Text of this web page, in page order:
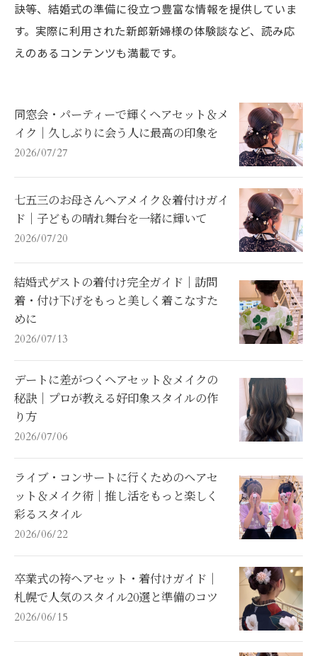
訣等、結婚式の準備に役立つ豊富な情報を提供していま
す。実際に利用された新郎新婦様の体験談など、読み応
えのあるコンテンツも満載です。
同窓会・パーティーで輝くヘアセット＆メ
イク｜久しぶりに会う人に最高の印象を
2026/07/27
七五三のお母さんヘアメイク＆着付けガイ
ド｜子どもの晴れ舞台を一緒に輝いて
2026/07/20
結婚式ゲストの着付け完全ガイド｜訪問
着・付け下げをもっと美しく着こなすた
めに
2026/07/13
デートに差がつくヘアセット＆メイクの
秘訣｜プロが教える好印象スタイルの作
り方
2026/07/06
ライブ・コンサートに行くためのヘアセ
ット＆メイク術｜推し活をもっと楽しく
彩るスタイル
2026/06/22
卒業式の袴ヘアセット・着付けガイド｜
札幌で人気のスタイル20選と準備のコツ
2026/06/15